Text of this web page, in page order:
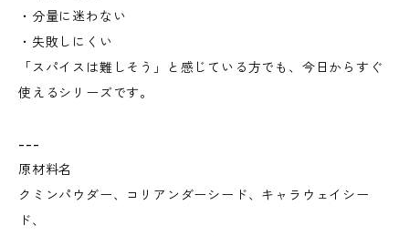
・分量に迷わない
・失敗しにくい
「スパイスは難しそう」と感じている方でも、今日からすぐ
使えるシリーズです。
---
原材料名
クミンパウダー、コリアンダーシード、キャラウェイシー
ド、